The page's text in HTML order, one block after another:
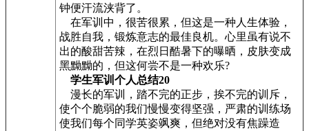
钟便汗流浃背了。
在军训中，很苦很累，但这是一种人生体验，
战胜自我，锻炼意志的最佳良机。心里虽有说不
出的酸甜苦辣，在烈日酷暑下的曝晒，皮肤变成
黑黝黝的，但这何尝不是一种欢乐?
学生军训个人总结20
漫长的军训，踏不完的正步，挨不完的训斥，
使个个脆弱的我们慢慢变得坚强，严肃的训练场
使我们每个同学英姿飒爽，但绝对没有焦躁造